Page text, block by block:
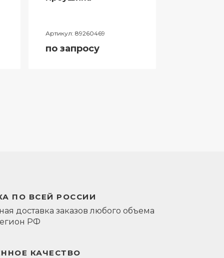
Артикул: 89260469
по запросу
ПО ВСЕЙ РОССИИ
доставка заказов любого объема
РФ
КАЧЕСТВО